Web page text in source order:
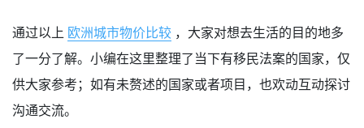
通过以上 欧洲城市物价比较 ，大家对想去生活的目的地多
了一分了解。小编在这里整理了当下有移民法案的国家，仅
供大家参考；如有未赘述的国家或者项目，也欢动互动探讨
沟通交流。